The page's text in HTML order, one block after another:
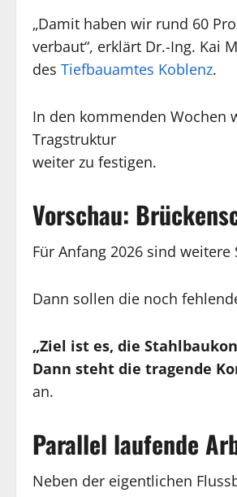
„Damit haben wir rund 60
verbaut“, erklärt Dr.-Ing. Kai
des Tiefbauamtes Koblenz.
In den kommenden Wochen
Tragstruktur
weiter zu festigen.
Vorschau:
Für Anfang 2026 sind
Dann sollen die noch
„Ziel ist es, die
Dann steht die tragende
an.
Parallel laufende
Neben der eigentlichen